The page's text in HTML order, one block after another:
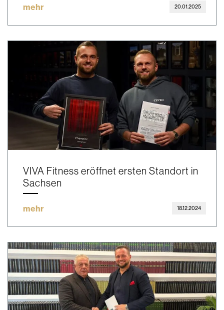
mehr 20.01.2025
VIVA Fitness eröffnet ersten Standort in
Sachsen
mehr 18.12.2024